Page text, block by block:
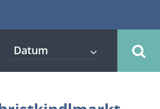
caption] Zu diesen gehört
Christkindlmarkt, der
Christkindlmarkt rund